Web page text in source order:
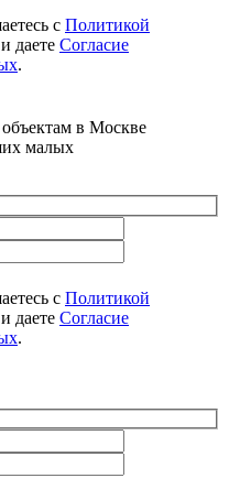
с Политикой
и даете Согласие
.
в Москве
малых
с Политикой
и даете Согласие
.